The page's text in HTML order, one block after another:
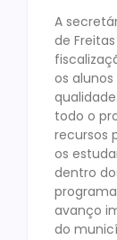
A
de
os
todo o
recursos
os
dentro
programa
avanço
do